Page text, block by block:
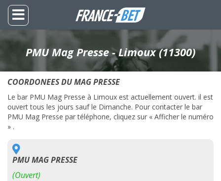
PMU Mag Presse - Limoux (11300)
COORDONEES DU MAG PRESSE
Le bar PMU Mag Presse à Limoux est actuellement ouvert. il est
ouvert tous les jours sauf le Dimanche. Pour contacter le bar
PMU Mag Presse par téléphone, cliquez sur « Afficher le numéro
» .
PMU MAG PRESSE
(Ouvert)